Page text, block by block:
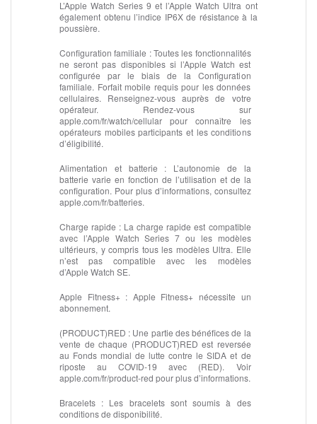
L’Apple Watch Series 9 et l’Apple Watch Ultra ont
également obtenu l’indice IP6X de résistance à la
poussière.
Configuration familiale :Toutes les fonctionnalités
ne seront pas disponibles si l’Apple Watch est
configurée par le biais de la Configuration
familiale. Forfait mobile requis pour les données
cellulaires. Renseignez-vous auprès de votre
opérateur. Rendez‑vous sur
apple.com/fr/watch/cellular pour connaître les
opérateurs mobiles participants et les conditions
d’éligibilité.
Alimentation et batterie : L’autonomie de la
batterie varie en fonction de l’utilisation et de la
configuration. Pour plus d’informations, consultez
apple.com/fr/batteries.
Charge rapide : La charge rapide est compatible
avec l’Apple Watch Series 7 ou les modèles
ultérieurs, y compris tous les modèles Ultra. Elle
n’est pas compatible avec les modèles
d’Apple Watch SE.
Apple Fitness+ : Apple Fitness+ nécessite un
abonnement.
(PRODUCT)RED : Une partie des bénéfices de la
vente de chaque (PRODUCT)RED est reversée
au Fonds mondial de lutte contre le SIDA et de
riposte au COVID‑19 avec (RED). Voir
apple.com/fr/product-red pour plus d’informations.
Bracelets : Les bracelets sont soumis à des
conditions de disponibilité.